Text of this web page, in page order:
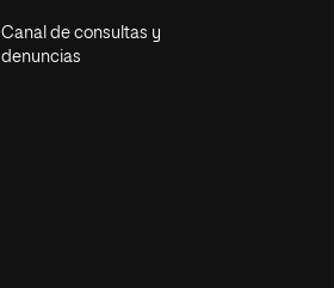
Canal de consultas y
denuncias